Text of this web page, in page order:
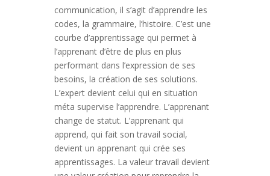
communication, il s’agit d’apprendre les
codes, la grammaire, l’histoire. C’est une
courbe d’apprentissage qui permet à
l’apprenant d’être de plus en plus
performant dans l’expression de ses
besoins, la création de ses solutions.
L’expert devient celui qui en situation
méta supervise l’apprendre. L’apprenant
change de statut. L’apprenant qui
apprend, qui fait son travail social,
devient un apprenant qui crée ses
apprentissages. La valeur travail devient